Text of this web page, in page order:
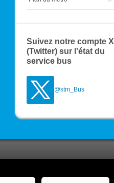
Suivez notre compte X
(Twitter) sur l'état du
service bus
@stm_Bus